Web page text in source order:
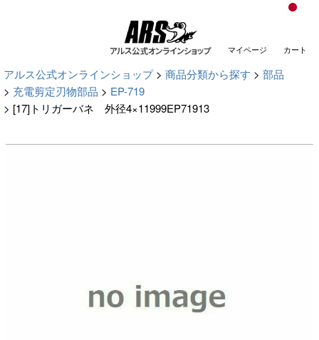
マイページ カート
アルス公式オンラインショップ 商品分類から探す
部品
充電剪定刃物部品
EP-719
[17]トリガーバネ 外径4×11999EP71913